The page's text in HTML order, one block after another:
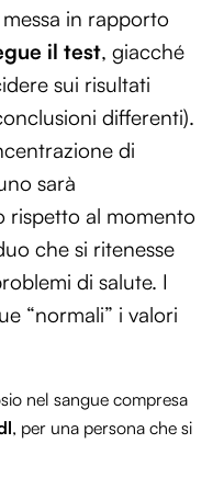
in rapporto
il test, giacché
sui risultati
differenti).
di
sarà
rispetto al momento
che si ritenesse
di salute. I
“normali” i valori
nel sangue compresa
, per una persona che si